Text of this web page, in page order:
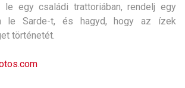
egy családi trattoriában, rendelj egy
le Sarde-t, és hagyd, hogy az ízek
történetét.